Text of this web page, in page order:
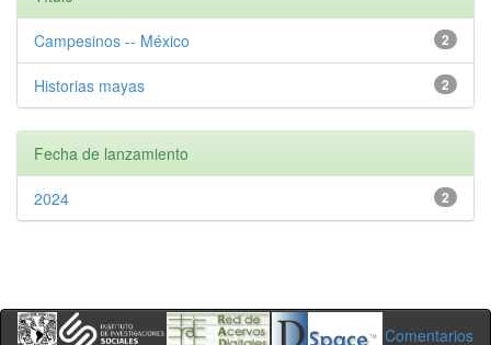
2
Campesinos -- México
2
Historias mayas
Fecha de lanzamiento
2
2024
Comentarios